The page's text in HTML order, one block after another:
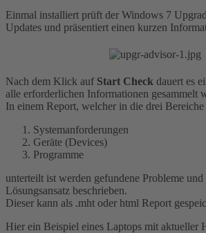
Einmal installiert prüft der Windows 7
Updates und präsentiert einen kurzen
Nach dem Klick auf Start Check dauert es
alle erforderlichen Informationen gesammelt
In einem Report, welcher in die drei Bereiche
Systemanforderungen
Geräte (Devices)
Programme
unterteilt ist werden gefundene Probleme
Lösungsansatz beschrieben.
Dieser kann als .mht oder html Report
Hier ein Beispiel eines Laptops mit aktueller